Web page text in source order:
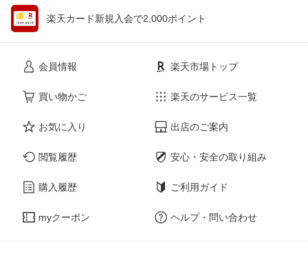
楽天カード新規入会で2,000ポイント
会員情報
買い物かご
お気に入り
閲覧履歴
購入履歴
myクーポン
楽天市場トップ
楽天のサービス一覧
出店のご案内
安心・安全の取り組み
ご利用ガイド
ヘルプ・問い合わせ